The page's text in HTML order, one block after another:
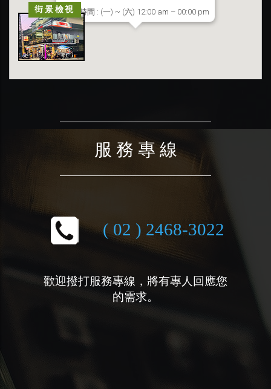
街景檢視營業時間 : (一) ~ (六) 12:00 am – 00:00 pm
聯絡地址 : 基隆市信義區東信路 33 號
服 務 專 線
( 02 ) 2468-3022
歡迎撥打服務專線，將有專人回應您
的需求。